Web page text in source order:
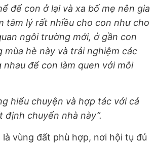
để con ở lại và xa bố mẹ nên gia
tâm lý rất nhiều cho con như cho
ngôi trường mới, ở gần con
mùa hè này và trải nghiệm các
để con làm quen với môi
hiểu chuyện và hợp tác với cả
chuyển nhà này”.
vùng đất phù hợp, nơi hội tụ đủ